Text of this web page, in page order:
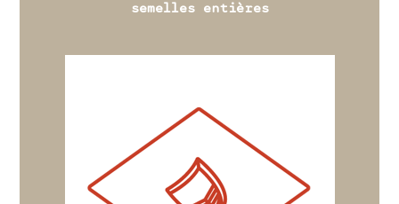
semelles entières